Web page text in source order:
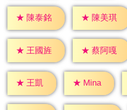
★ 陳泰銘 ★ 陳美琪
★ 王國旌 ★ 蔡阿嘎
★ 王凱 ★ Mina